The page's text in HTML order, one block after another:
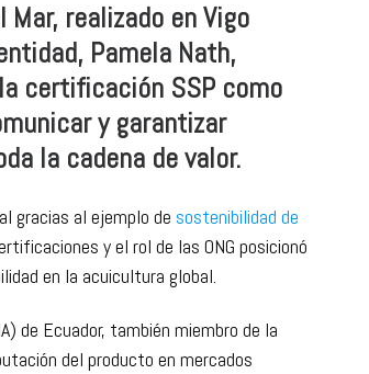
realizado en Vigo
Pamela Nath,
certificación SSP como
y garantizar
la cadena de valor.
gracias al ejemplo de sostenibilidad de
y el rol de las ONG posicionó
en la acuicultura global.
de Ecuador, también miembro de la
del producto en mercados